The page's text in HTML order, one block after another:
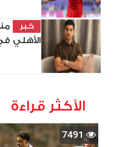
خبر
الأهلي
الأكثر قراءة
7491